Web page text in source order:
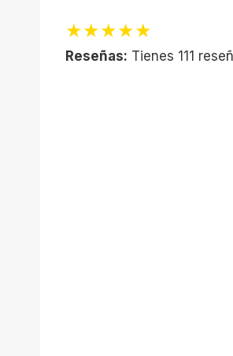
★★★★★
Reseñas: Tienes 111